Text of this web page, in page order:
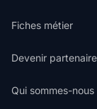
Fiches métier
Devenir partenaire
Qui sommes-nous